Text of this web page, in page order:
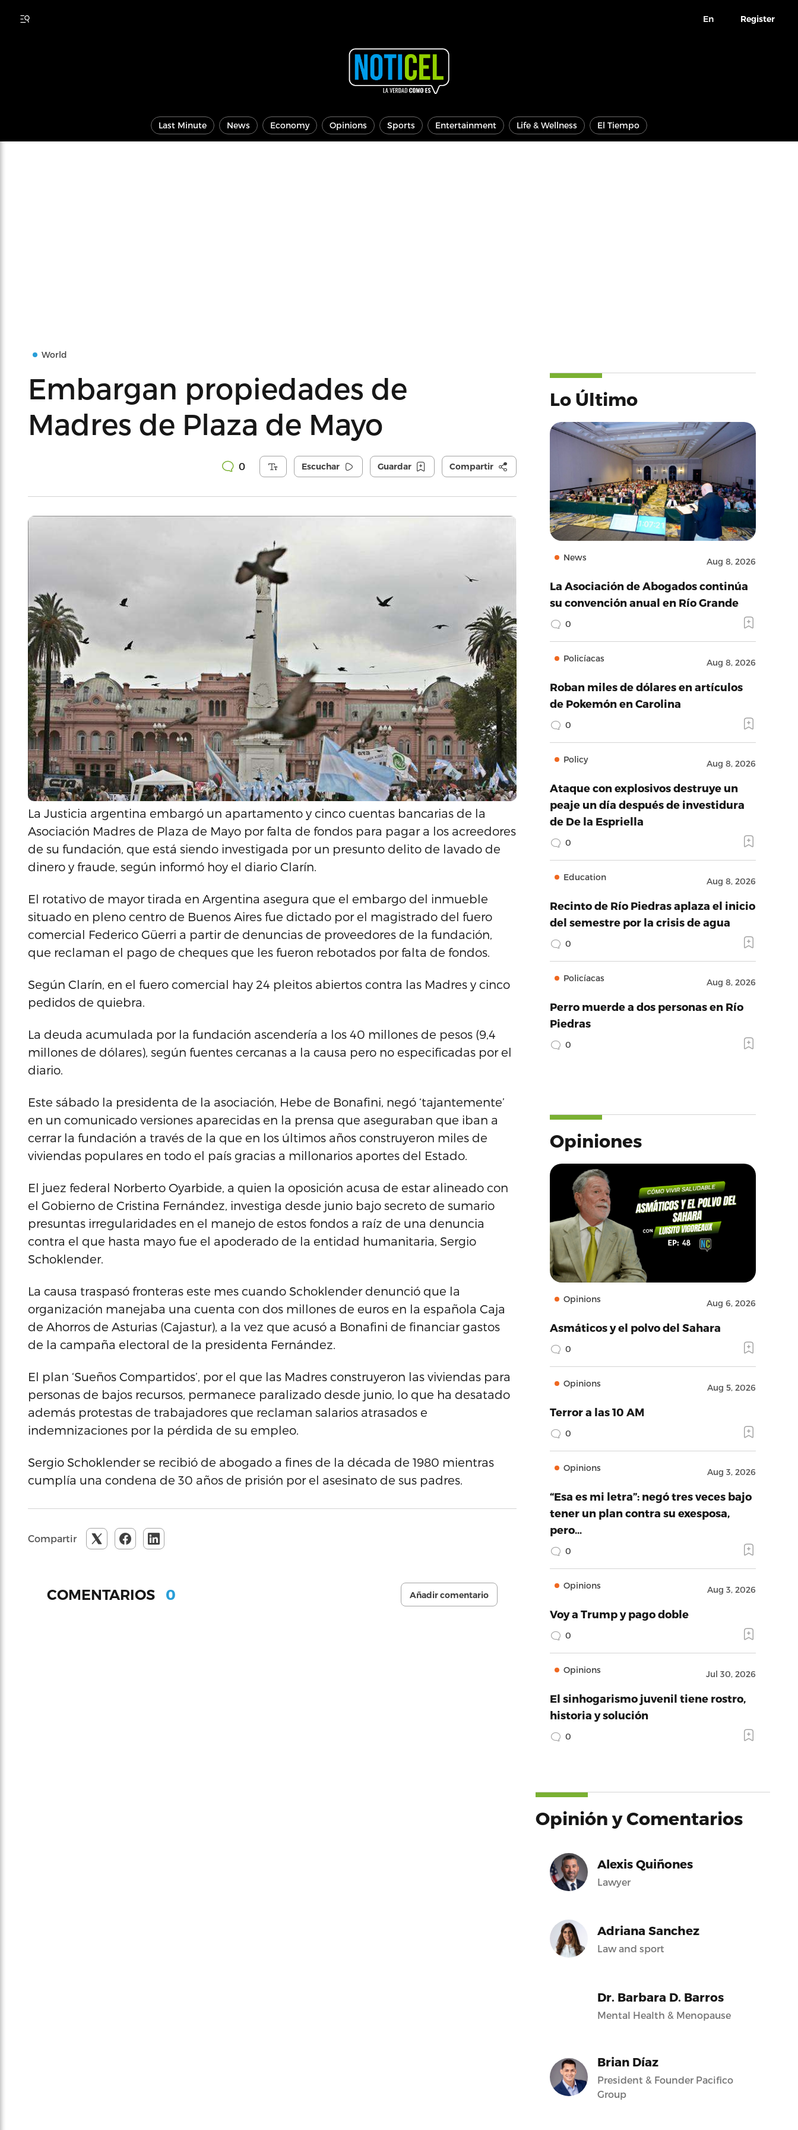
En Register
Last Minute News Economy Opinions Sports Entertainment Life & Wellness El Tiempo
World
Embargan propiedades de
Madres de Plaza de Mayo
0 Escuchar Guardar Compartir
La Justicia argentina embargó un apartamento y cinco cuentas bancarias de la
Asociación Madres de Plaza de Mayo por falta de fondos para pagar a los acreedores
de su fundación, que está siendo investigada por un presunto delito de lavado de
dinero y fraude, según informó hoy el diario Clarín.
El rotativo de mayor tirada en Argentina asegura que el embargo del inmueble
situado en pleno centro de Buenos Aires fue dictado por el magistrado del fuero
comercial Federico Güerri a partir de denuncias de proveedores de la fundación,
que reclaman el pago de cheques que les fueron rebotados por falta de fondos.
Según Clarín, en el fuero comercial hay 24 pleitos abiertos contra las Madres y cinco
pedidos de quiebra.
La deuda acumulada por la fundación ascendería a los 40 millones de pesos (9,4
millones de dólares), según fuentes cercanas a la causa pero no especificadas por el
diario.
Este sábado la presidenta de la asociación, Hebe de Bonafini, negó ‘tajantemente’
en un comunicado versiones aparecidas en la prensa que aseguraban que iban a
cerrar la fundación a través de la que en los últimos años construyeron miles de
viviendas populares en todo el país gracias a millonarios aportes del Estado.
El juez federal Norberto Oyarbide, a quien la oposición acusa de estar alineado con
el Gobierno de Cristina Fernández, investiga desde junio bajo secreto de sumario
presuntas irregularidades en el manejo de estos fondos a raíz de una denuncia
contra el que hasta mayo fue el apoderado de la entidad humanitaria, Sergio
Schoklender.
La causa traspasó fronteras este mes cuando Schoklender denunció que la
organización manejaba una cuenta con dos millones de euros en la española Caja
de Ahorros de Asturias (Cajastur), a la vez que acusó a Bonafini de financiar gastos
de la campaña electoral de la presidenta Fernández.
El plan ‘Sueños Compartidos’, por el que las Madres construyeron las viviendas para
personas de bajos recursos, permanece paralizado desde junio, lo que ha desatado
además protestas de trabajadores que reclaman salarios atrasados e
indemnizaciones por la pérdida de su empleo.
Sergio Schoklender se recibió de abogado a fines de la década de 1980 mientras
cumplía una condena de 30 años de prisión por el asesinato de sus padres.
Compartir
COMENTARIOS 0 Añadir comentario
Lo Último
News Aug 8, 2026
La Asociación de Abogados continúa
su convención anual en Río Grande
0
Policíacas Aug 8, 2026
Roban miles de dólares en artículos
de Pokemón en Carolina
0
Policy Aug 8, 2026
Ataque con explosivos destruye un
peaje un día después de investidura
de De la Espriella
0
Education Aug 8, 2026
Recinto de Río Piedras aplaza el inicio
del semestre por la crisis de agua
0
Policíacas Aug 8, 2026
Perro muerde a dos personas en Río
Piedras
0
Opiniones
Opinions Aug 6, 2026
Asmáticos y el polvo del Sahara
0
Opinions Aug 5, 2026
Terror a las 10 AM
0
Opinions Aug 3, 2026
“Esa es mi letra”: negó tres veces bajo
tener un plan contra su exesposa,
pero…
0
Opinions Aug 3, 2026
Voy a Trump y pago doble
0
Opinions Jul 30, 2026
El sinhogarismo juvenil tiene rostro,
historia y solución
0
Opinión y Comentarios
Alexis Quiñones
Lawyer
Adriana Sanchez
Law and sport
Dr. Barbara D. Barros
Mental Health & Menopause
Brian Díaz
President & Founder Pacifico
Group